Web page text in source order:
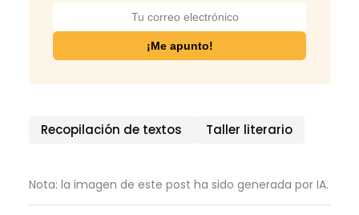
Recopilación de textos Taller literario
Nota: la imagen de este post ha sido generada por IA.